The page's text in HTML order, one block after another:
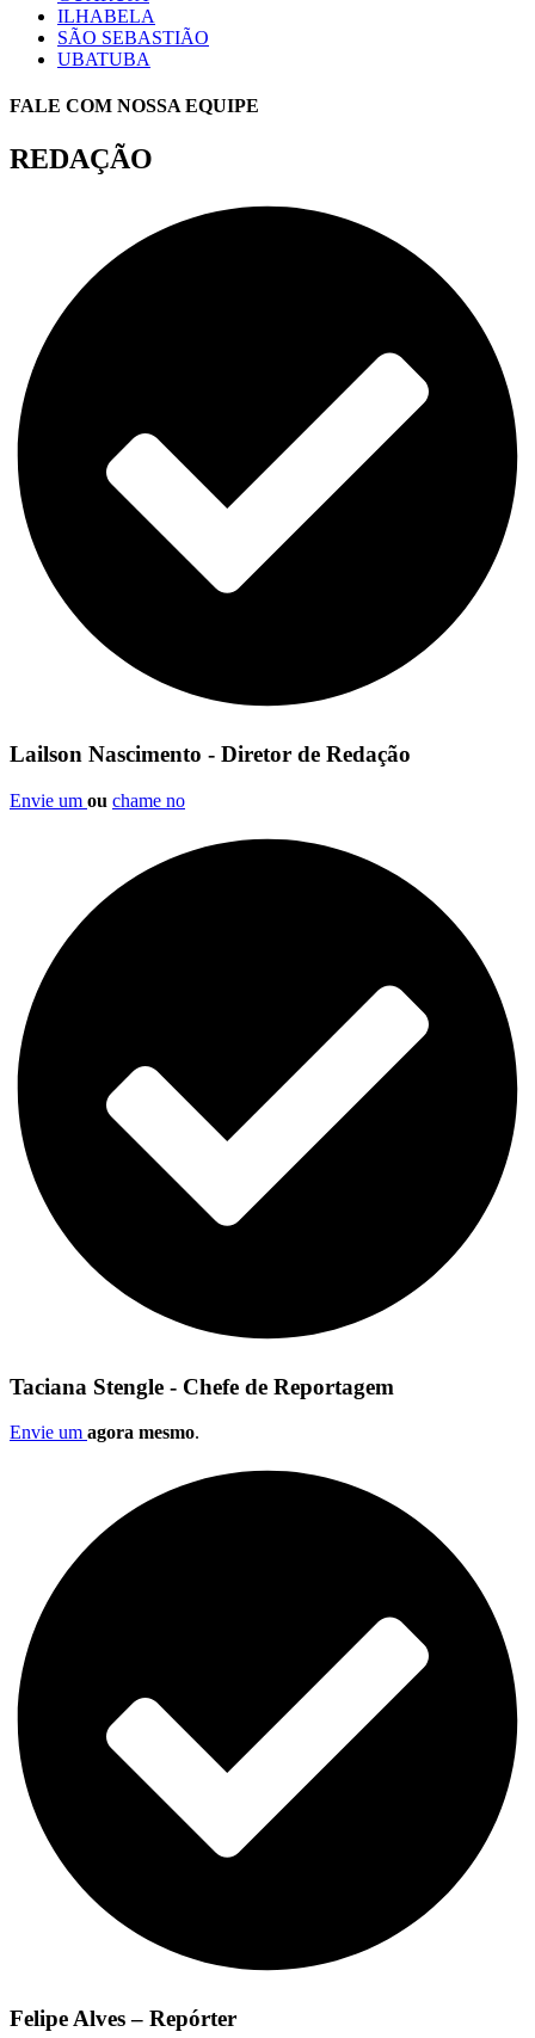
ILHABELA
SÃO SEBASTIÃO
UBATUBA
FALE COM NOSSA EQUIPE
REDAÇÃO
Lailson Nascimento - Diretor de Redação
Envie um ou chame no
Taciana Stengle - Chefe de Reportagem
Envie um agora mesmo.
Felipe Alves – Repórter